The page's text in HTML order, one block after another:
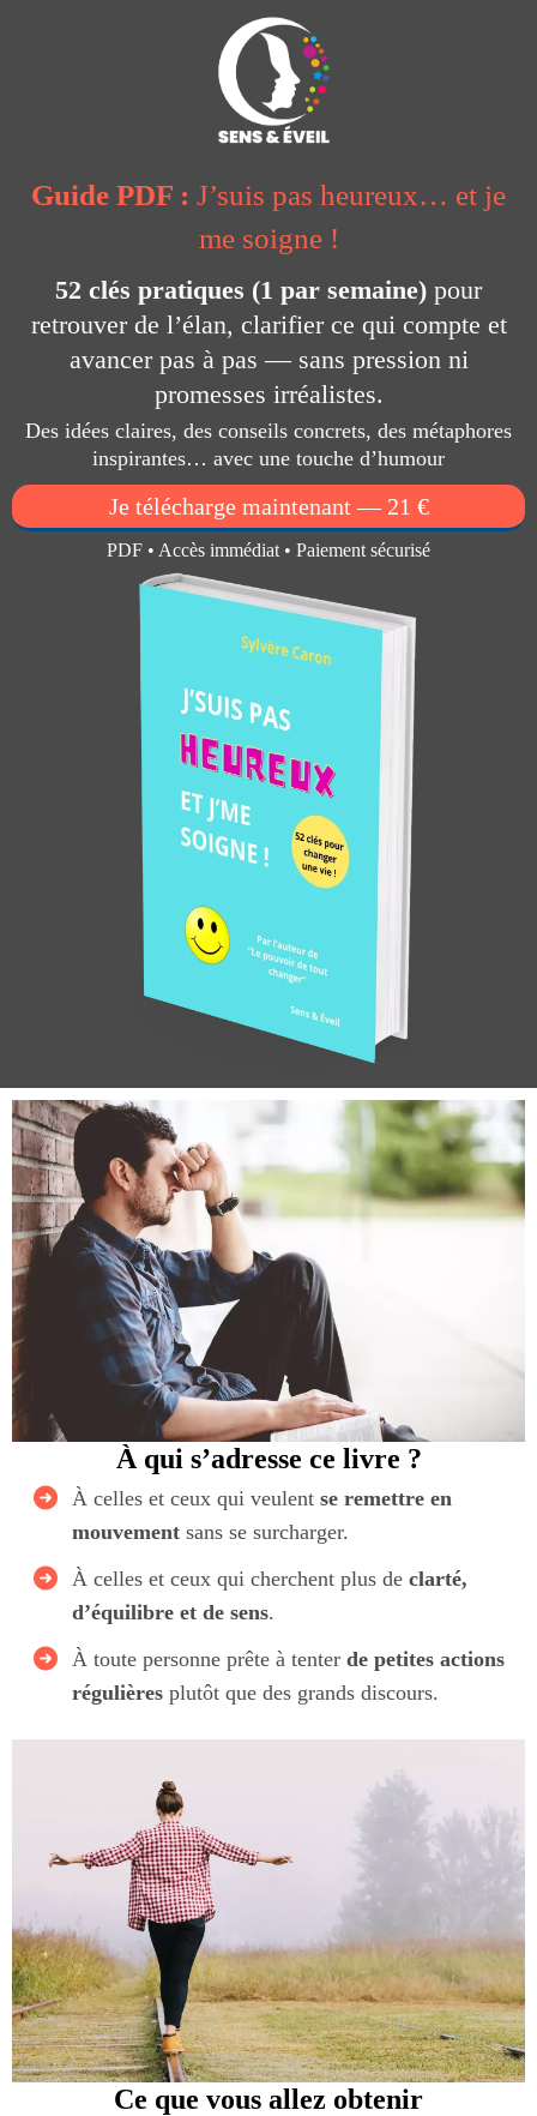
Guide PDF : J’suis pas heureux… et je
me soigne !
52 clés pratiques (1 par semaine) pour
retrouver de l’élan, clarifier ce qui compte et
avancer pas à pas — sans pression ni
promesses irréalistes.
Des idées claires, des conseils concrets, des métaphores
inspirantes… avec une touche d’humour
Je télécharge maintenant — 21 €
PDF • Accès immédiat • Paiement sécurisé
À qui s’adresse ce livre ?
À celles et ceux qui veulent se remettre en
mouvement sans se surcharger.
À celles et ceux qui cherchent plus de clarté,
d’équilibre et de sens.
À toute personne prête à tenter de petites actions
régulières plutôt que des grands discours.
Ce que vous allez obtenir